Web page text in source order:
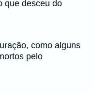
que desceu do
como alguns
pelo